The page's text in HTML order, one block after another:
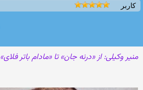
کاربر
منیر وکیلی: از «درنه جان» تا «مادام باتر‌ فلای»